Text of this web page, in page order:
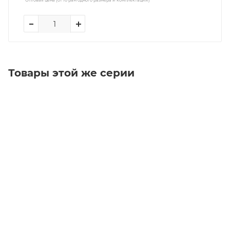
Товары этой же серии